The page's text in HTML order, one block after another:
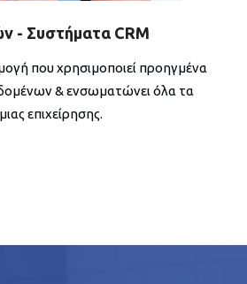
- Συστήματα CRM
που χρησιμοποιεί προηγμένα
& ενσωματώνει όλα τα
επιχείρησης.